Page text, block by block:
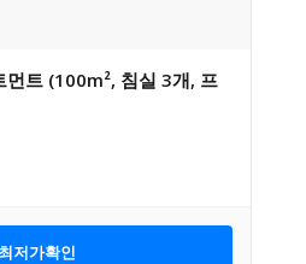
먼트 (100m², 침실 3개, 프
최저가확인